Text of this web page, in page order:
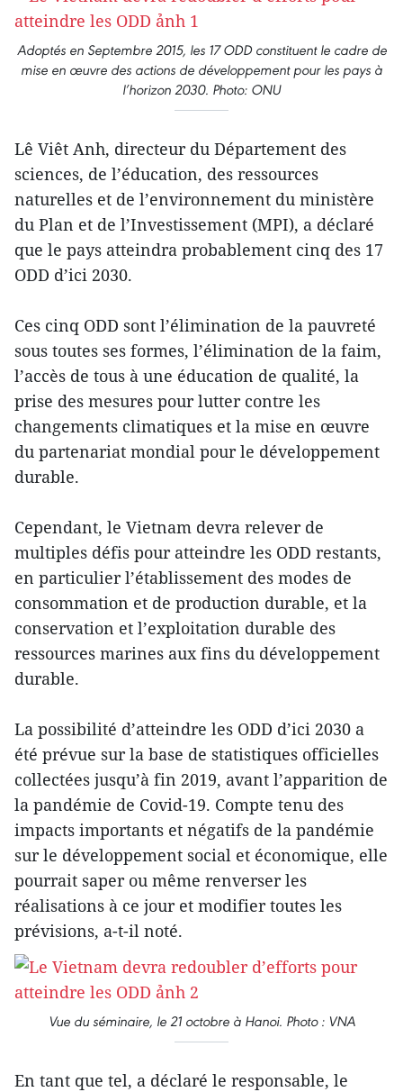
Adoptés en Septembre 2015, les 17 ODD constituent le cadre de
mise en œuvre des actions de développement pour les pays à
l’horizon 2030. Photo: ONU
Lê Viêt Anh, directeur du Département des
sciences, de l’éducation, des ressources
naturelles et de l’environnement du ministère
du Plan et de l’Investissement (MPI), a déclaré
que le pays atteindra probablement cinq des 17
ODD d’ici 2030.
Ces cinq ODD sont l’élimination de la pauvreté
sous toutes ses formes, l’élimination de la faim,
l’accès de tous à une éducation de qualité, la
prise des mesures pour lutter contre les
changements climatiques et la mise en œuvre
du partenariat mondial pour le développement
durable.
Cependant, le Vietnam devra relever de
multiples défis pour atteindre les ODD restants,
en particulier l’établissement des modes de
consommation et de production durable, et la
conservation et l’exploitation durable des
ressources marines aux fins du développement
durable.
La possibilité d’atteindre les ODD d’ici 2030 a
été prévue sur la base de statistiques officielles
collectées jusqu’à fin 2019, avant l’apparition de
la pandémie de Covid-19. Compte tenu des
impacts importants et négatifs de la pandémie
sur le développement social et économique, elle
pourrait saper ou même renverser les
réalisations à ce jour et modifier toutes les
prévisions, a-t-il noté.
Vue du séminaire, le 21 octobre à Hanoi. Photo : VNA
En tant que tel, a déclaré le responsable, le